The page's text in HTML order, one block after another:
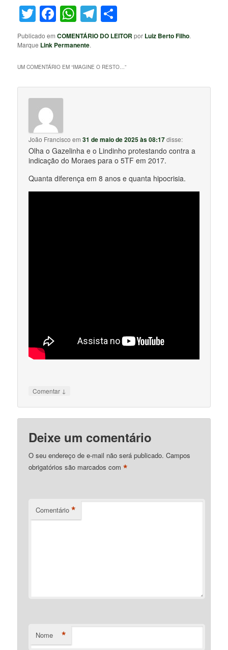
Twitter
Facebook
WhatsApp
Telegram
Publicado emCOMENTÁRIO DO LEITOR por Luiz Berto Filho.
Marque Link Permanente.
UM COMENTÁRIO EM “IMAGINE O RESTO…”
João Francisco em31 de maio de 2025 às 08:17disse:
Olha o Gazelinha e o Lindinho protestando contra a
indicação do Moraes para o 5TF em 2017.
Quanta diferença em 8 anos e quanta hipocrisia.
Comentar ↓
Deixe um comentário
O seu endereço de e-mail não será publicado. Campos
obrigatórios são marcados com*
Comentário *
Nome *